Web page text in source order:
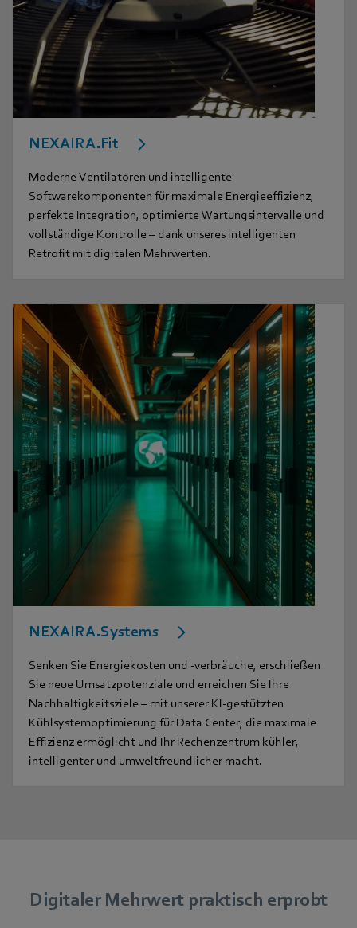
NEXAIRA.Fit
Moderne Ventilatoren und intelligente
Softwarekomponenten für maximale Energieeffizienz,
perfekte Integration, optimierte Wartungsintervalle und
vollständige Kontrolle – dank unseres intelligenten
Retrofit mit digitalen Mehrwerten.
NEXAIRA.Systems
Senken Sie Energiekosten und -verbräuche, erschließen
Sie neue Umsatzpotenziale und erreichen Sie Ihre
Nachhaltigkeitsziele – mit unserer KI-gestützten
Kühlsystemoptimierung für Data Center, die maximale
Effizienz ermöglicht und Ihr Rechenzentrum kühler,
intelligenter und umweltfreundlicher macht.
Digitaler Mehrwert praktisch erprobt